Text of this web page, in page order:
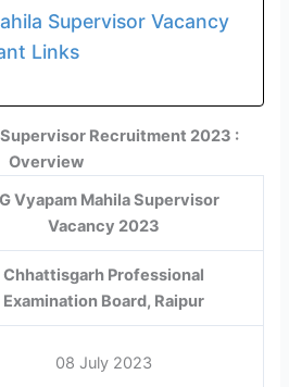
Supervisor Vacancy
Links
Supervisor Recruitment 2023 :
Overview
Vyapam Mahila Supervisor
Vacancy 2023
Chhattisgarh Professional
Examination Board, Raipur
08 July 2023